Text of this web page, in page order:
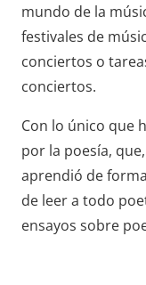
mundo de la
festivales de
conciertos o
conciertos.
Con lo único que
por la poesía,
aprendió de
de leer a todo
ensayos sobre